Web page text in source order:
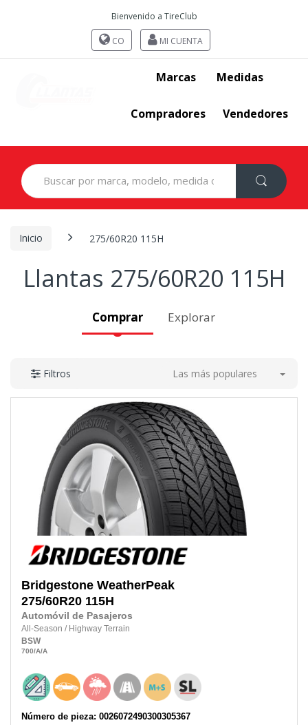
Bienvenido a TireClub
CO MI CUENTA
Marcas Medidas
Compradores Vendedores
Search
for:
Inicio 275/60R20 115H
Llantas 275/60R20 115H
Comprar Explorar
Filtros Las más populares
Bridgestone WeatherPeak
275/60R20 115H
Automóvil de Pasajeros
All-Season / Highway Terrain
BSW
700/A/A
Número de pieza: 0026072490300305367